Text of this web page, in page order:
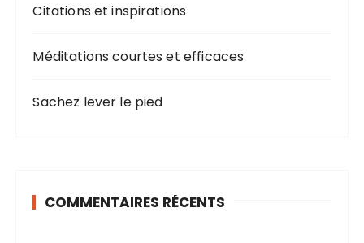
Citations et inspirations
Méditations courtes et efficaces
Sachez lever le pied
COMMENTAIRES RÉCENTS